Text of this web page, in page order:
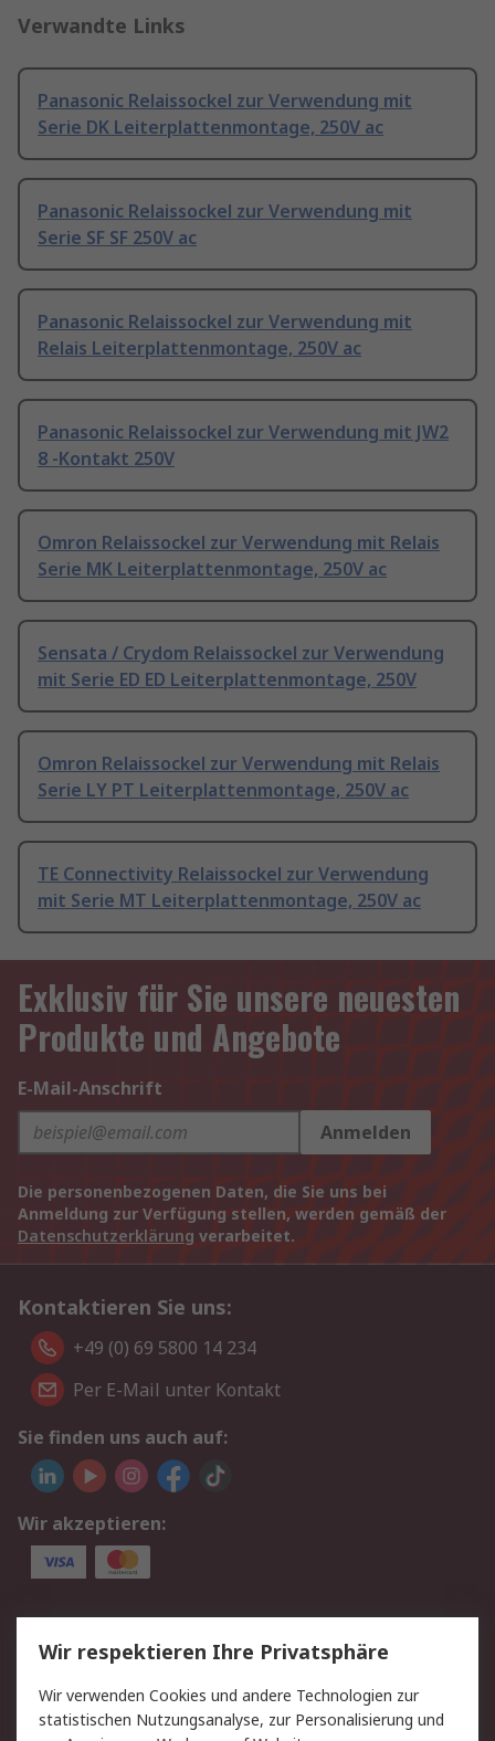
Verwandte Links
Panasonic Relaissockel zur Verwendung mit
Serie DK Leiterplattenmontage, 250V ac
Panasonic Relaissockel zur Verwendung mit
Serie SF SF 250V ac
Panasonic Relaissockel zur Verwendung mit
Relais Leiterplattenmontage, 250V ac
Panasonic Relaissockel zur Verwendung mit JW2
8 -Kontakt 250V
Omron Relaissockel zur Verwendung mit Relais
Serie MK Leiterplattenmontage, 250V ac
Sensata / Crydom Relaissockel zur Verwendung
mit Serie ED ED Leiterplattenmontage, 250V
Omron Relaissockel zur Verwendung mit Relais
Serie LY PT Leiterplattenmontage, 250V ac
TE Connectivity Relaissockel zur Verwendung
mit Serie MT Leiterplattenmontage, 250V ac
Exklusiv für Sie unsere neuesten
Produkte und Angebote
E-Mail-Anschrift
Anmelden
Die personenbezogenen Daten, die Sie uns bei
Anmeldung zur Verfügung stellen, werden gemäß der
Datenschutzerklärung verarbeitet.
Kontaktieren Sie uns:
+49 (0) 69 5800 14 234
Per E-Mail unter Kontakt
Sie finden uns auch auf:
Wir akzeptieren:
Service
Value Added Services
Lieferlösungen
Rücksendungen
Kontakt
Hilfe
Privatkunden
Wir respektieren Ihre Privatsphäre
Wir verwenden Cookies und andere Technologien zur
statistischen Nutzungsanalyse, zur Personalisierung und